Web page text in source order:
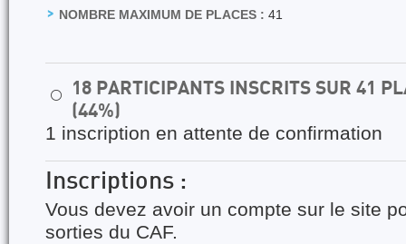
NOMBRE MAXIMUM DE PLACES : 41
⚪
18 PARTICIPANTS INSCRITS SUR 41
(44%)
1 inscription en attente de confirmation
Inscriptions :
Vous devez avoir un compte sur le site
sorties du CAF.